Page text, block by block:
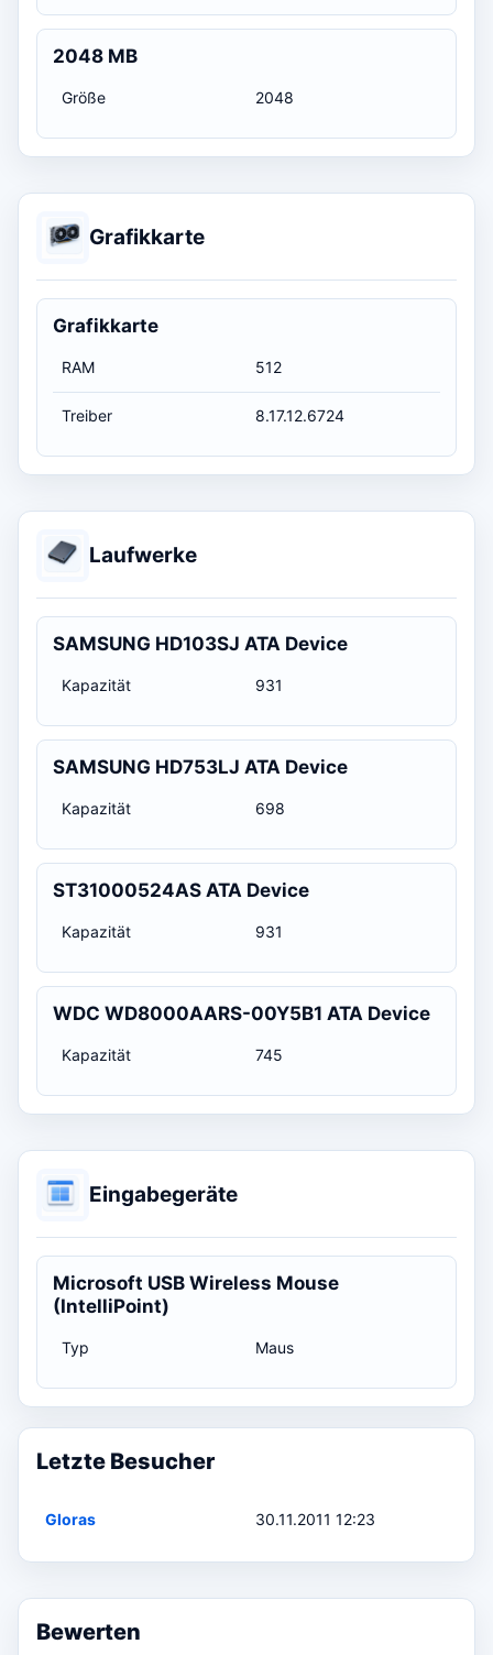
2048 MB
Größe 2048
Grafikkarte
Grafikkarte
RAM 512
Treiber 8.17.12.6724
Laufwerke
SAMSUNG HD103SJ ATA Device
Kapazität 931
SAMSUNG HD753LJ ATA Device
Kapazität 698
ST31000524AS ATA Device
Kapazität 931
WDC WD8000AARS-00Y5B1 ATA Device
Kapazität 745
Eingabegeräte
Microsoft USB Wireless Mouse
(IntelliPoint)
Typ Maus
Letzte Besucher
Gloras 30.11.2011 12:23
Bewerten